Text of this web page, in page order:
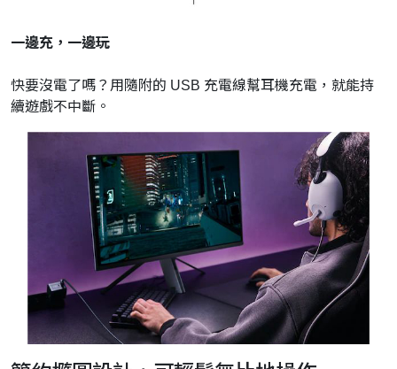
一邊充，一邊玩
快要沒電了嗎？用隨附的 USB 充電線幫耳機充電，就能持
續遊戲不中斷。